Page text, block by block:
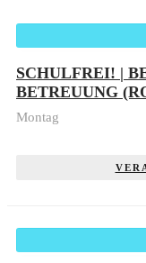
SCHULFREI! |
BETREUUNG
Montag